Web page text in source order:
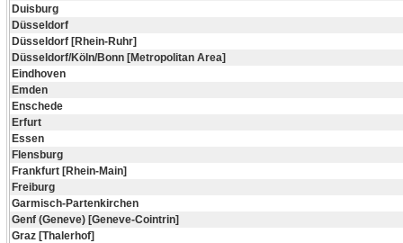
Duisburg
Düsseldorf
Düsseldorf [Rhein-Ruhr]
Düsseldorf/Köln/Bonn [Metropolitan Area]
Eindhoven
Emden
Enschede
Erfurt
Essen
Flensburg
Frankfurt [Rhein-Main]
Freiburg
Garmisch-Partenkirchen
Genf (Geneve) [Geneve-Cointrin]
Graz [Thalerhof]